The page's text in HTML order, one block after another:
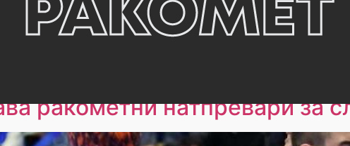
ракометни натпревари за